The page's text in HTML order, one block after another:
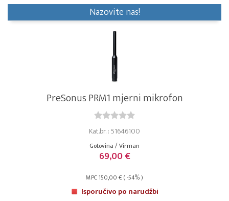
Nazovite nas!
PreSonus PRM1 mjerni mikrofon
Kat.br. : 51646100
Gotovina / Virman
69,00 €
MPC 150,00 € ( -54% )
Isporučivo po narudžbi